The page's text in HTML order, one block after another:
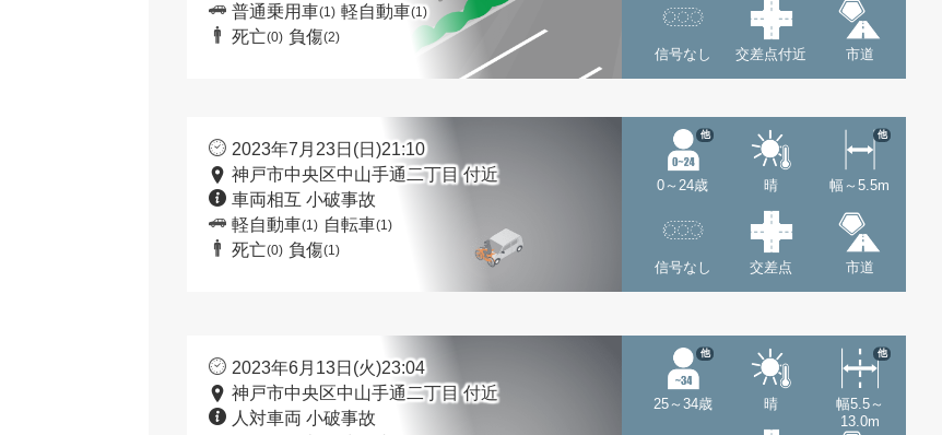
普通乗用車(1) 軽自動車(1)
死亡(0) 負傷(2)
信号なし 交差点付近 市道
2023年7月23日(日)21:10
神戸市中央区中山手通二丁目 付近
車両相互 小破事故
軽自動車(1) 自転車(1)
死亡(0) 負傷(1)
0～24歳
他
晴 幅～5.5m
他
信号なし 交差点 市道
2023年6月13日(火)23:04
神戸市中央区中山手通二丁目 付近
人対車両 小破事故
25～34歳
他
晴
幅5.5～
13.0m
他